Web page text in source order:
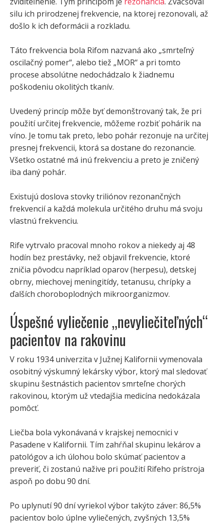
silu ich prirodzenej frekvencie, na ktorej rezonovali, až
došlo k ich deformácii a rozkladu.
Táto frekvencia bola Rifom nazvaná ako „smrteľný
oscilačný pomer“, alebo tiež „MOR“ a pri tomto
procese absolútne nedochádzalo k žiadnemu
poškodeniu okolitých tkanív.
Uvedený princíp môže byť demonštrovaný tak, že pri
použití určitej frekvencie, môžeme rozbiť pohárik na
víno. Je tomu tak preto, lebo pohár rezonuje na určitej
presnej frekvencii, ktorá sa dostane do rezonancie.
Všetko ostatné má inú frekvenciu a preto je zničený
iba daný pohár.
Existujú doslova stovky triliónov rezonančných
frekvencií a každá molekula určitého druhu má svoju
vlastnú frekvenciu.
Rife vytrvalo pracoval mnoho rokov a niekedy aj 48
hodín bez prestávky, než objavil frekvencie, ktoré
zničia pôvodcu napríklad oparov (herpesu), detskej
obrny, miechovej meningitídy, tetanusu, chrípky a
ďalších choroboplodných mikroorganizmov.
Úspešné vyliečenie „nevyliečiteľných“
pacientov na rakovinu
V roku 1934 univerzita v Južnej Kalifornii vymenovala
osobitný výskumný lekársky výbor, ktorý mal sledovať
skupinu šestnástich pacientov smrteľne chorých
rakovinou, ktorým už vtedajšia medicína nedokázala
pomôcť.
Liečba bola vykonávaná v krajskej nemocnici v
Pasadene v Kalifornii. Tím zahŕňal skupinu lekárov a
patológov a ich úlohou bolo skúmať pacientov a
preveriť, či zostanú nažive pri použití Rifeho prístroja
aspoň po dobu 90 dní.
Po uplynutí 90 dní vyriekol výbor takýto záver: 86,5%
pacientov bolo úplne vyliečených, zvyšných 13,5%